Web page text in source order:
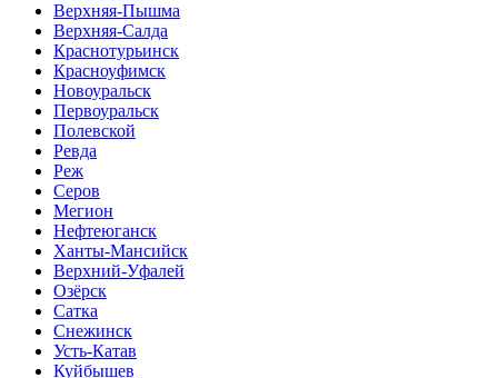
Верхняя-Пышма
Верхняя-Салда
Краснотурьинск
Красноуфимск
Новоуральск
Первоуральск
Полевской
Ревда
Реж
Серов
Мегион
Нефтеюганск
Ханты-Мансийск
Верхний-Уфалей
Озёрск
Сатка
Снежинск
Усть-Катав
Куйбышев